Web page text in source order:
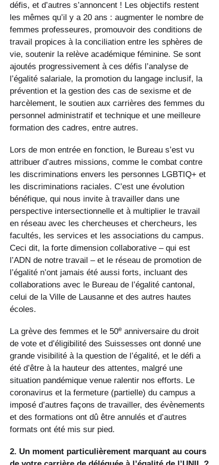
défis, et d’autres s’annoncent ! Les objectifs restent
les mêmes qu’il y a 20 ans : augmenter le nombre de
femmes professeures, promouvoir des conditions de
travail propices à la conciliation entre les sphères de
vie, soutenir la relève académique féminine. Se sont
ajoutés progressivement à ces défis l’analyse de
l’égalité salariale, la promotion du langage inclusif, la
prévention et la gestion des cas de sexisme et de
harcèlement, le soutien aux carrières des femmes du
personnel administratif et technique et une meilleure
formation des cadres, entre autres.
Lors de mon entrée en fonction, le Bureau s’est vu
attribuer d’autres missions, comme le combat contre
les discriminations envers les personnes LGBTIQ+ et
les discriminations raciales. C’est une évolution
bénéfique, qui nous invite à travailler dans une
perspective intersectionnelle et à multiplier le travail
en réseau avec les chercheuses et chercheurs, les
facultés, les services et les associations du campus.
Ceci dit, la forte dimension collaborative – qui est
l’ADN de notre travail – et le réseau de promotion de
l’égalité n’ont jamais été aussi forts, incluant des
collaborations avec le Bureau de l’égalité cantonal,
celui de la Ville de Lausanne et des autres hautes
écoles.
La grève des femmes et le 50e anniversaire du droit
de vote et d’éligibilité des Suissesses ont donné une
grande visibilité à la question de l’égalité, et le défi a
été d’être à la hauteur des attentes, malgré une
situation pandémique venue ralentir nos efforts. Le
coronavirus et la fermeture (partielle) du campus a
imposé d’autres façons de travailler, des évènements
et des formations ont dû être annulés et d’autres
formats ont été mis sur pied.
2. Un moment particulièrement marquant au cours